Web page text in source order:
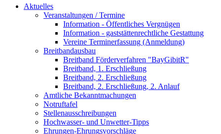
Aktuelles
Veranstaltungen / Termine
Information - Öffentliches Vergnügen
Information - gaststättenrechtliche Gestattung
Vereine Terminerfassung (Anmeldung)
Breitbandausbau
Breitband Förderverfahren "BayGibitR"
Breitband, 1. Erschließung
Breitband, 2. Erschließung
Breitband, 2. Erschließung, 2. Anlauf
Amtliche Bekanntmachungen
Notruftafel
Stellenausschreibungen
Hochwasser- und Unwetter-Tipps
Ehrungen-Ehrungsvorschläge